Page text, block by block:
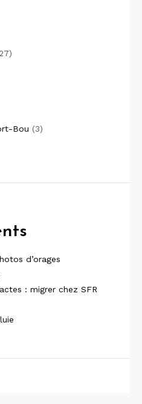
Bou (3)
d’orages
: migrer chez SFR